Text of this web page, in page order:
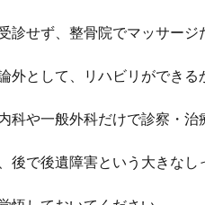
診せず、 整骨院でマッサージ
外として、 リハビリができる
科や一般外科だけで診察・治
後で後遺障害という 大きなし